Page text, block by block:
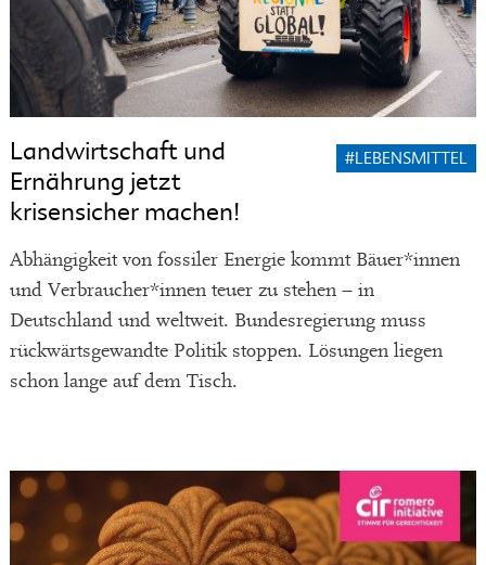
Landwirtschaft und
Ernährung jetzt
krisensicher machen!
#LEBENSMITTEL
Abhängigkeit von fossiler Energie kommt Bäuer*innen
und Verbraucher*innen teuer zu stehen – in
Deutschland und weltweit. Bundesregierung muss
rückwärtsgewandte Politik stoppen. Lösungen liegen
schon lange auf dem Tisch.